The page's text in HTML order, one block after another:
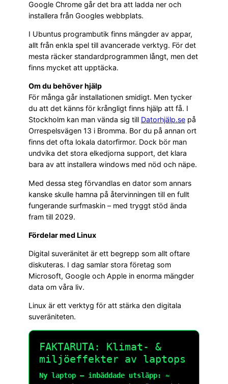
Google Chrome går det bra att ladda ner och
installera från Googles webbplats.
I Ubuntus programbutik finns mängder av appar,
allt från enkla spel till avancerade verktyg. För det
mesta räcker standardprogrammen långt, men det
finns mycket att upptäcka.
Om du behöver hjälp
För många går installationen smidigt. Men tycker
du att det känns för krångligt finns hjälp att få. I
Stockholm kan man vända sig till Datorhjälp.se på
Orrespelsvägen 13 i Bromma. Bor du på annan ort
finns det ofta lokala datorfirmor. Dock bör man
undvika det stora elkedjorna support, det klara
bara av att installera windows med nöd och näpe.
Med dessa steg förvandlas en dator som annars
kanske skulle hamna på återvinningen till en fullt
fungerande surfmaskin – med tryggt stöd ända
fram till 2029.
Fördelar med Linux
Digital suveränitet är ett begrepp som allt oftare
diskuteras. I dag samlar stora företag som
Microsoft, Google och Apple in enorma mängder
data om våra liv.
Linux är ett verktyg för att stärka den digitala
suveräniteten.
FAKTARUTA: Klimat- &
miljöeffekter av laptops
Ny laptop – inbäddade utsläpp:
≈